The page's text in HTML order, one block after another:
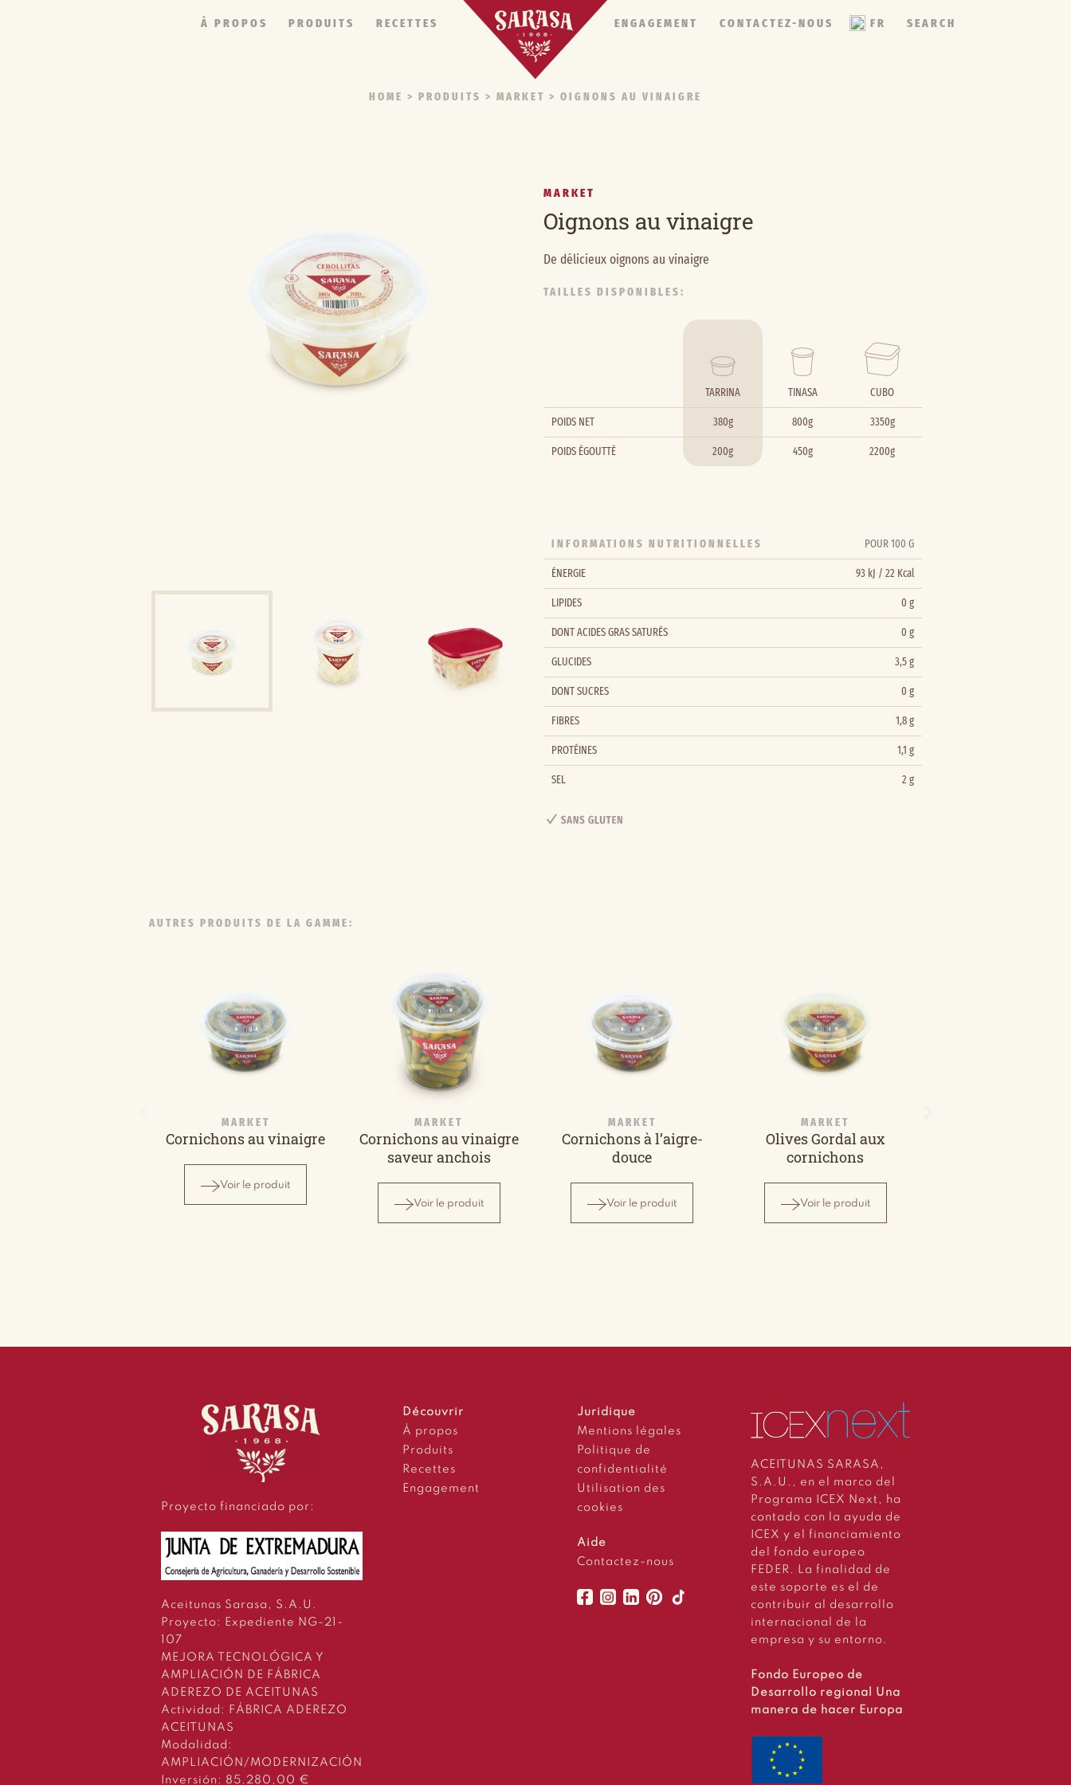
À PROPOS PRODUITS RECETTES ENGAGEMENT CONTACTEZ-NOUS FR SEARCH
HOME > PRODUITS > MARKET > OIGNONS AU VINAIGRE
MARKET
Oignons au vinaigre
De délicieux oignons au vinaigre
TAILLES DISPONIBLES:
TARRINA TINASA CUBO
POIDS NET 380g 800g 3350g
POIDS ÉGOUTTÉ 200g 450g 2200g
INFORMATIONS NUTRITIONNELLES POUR 100 G
ÉNERGIE 93 kJ / 22 Kcal
LIPIDES 0 g
DONT ACIDES GRAS SATURÉS 0 g
GLUCIDES 3,5 g
DONT SUCRES 0 g
FIBRES 1,8 g
PROTÉINES 1,1 g
SEL 2 g
AUTRES PRODUITS DE LA GAMME:
MARKET
Cornichons au vinaigre
Voir le produit
MARKET
Cornichons au vinaigre
saveur anchois
Voir le produit
MARKET
Cornichons à l’aigre-
douce
Voir le produit
MARKET
Olives Gordal aux
cornichons
Voir le produit
Proyecto financiado por:
Aceitunas Sarasa, S.A.U.
Proyecto: Expediente NG-21-
107
MEJORA TECNOLÓGICA Y
AMPLIACIÓN DE FÁBRICA
ADEREZO DE ACEITUNAS
Actividad: FÁBRICA ADEREZO
ACEITUNAS
Modalidad:
AMPLIACIÓN/MODERNIZACIÓN
Inversión: 85.280,00 €
Découvrir
À propos
Produits
Recettes
Engagement
Juridique
Mentions légales
Politique de
confidentialité
Utilisation des
cookies
Aide
Contactez-nous
ACEITUNAS SARASA,
S.A.U., en el marco del
Programa ICEX Next, ha
contado con la ayuda de
ICEX y el financiamiento
del fondo europeo
FEDER. La finalidad de
este soporte es el de
contribuir al desarrollo
internacional de la
empresa y su entorno.
Fondo Europeo de
Desarrollo regional Una
manera de hacer Europa